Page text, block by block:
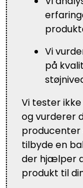
Vi
på
Vi tester
og vurderer
producenter
tilbyde en
der hjælper
produkt til